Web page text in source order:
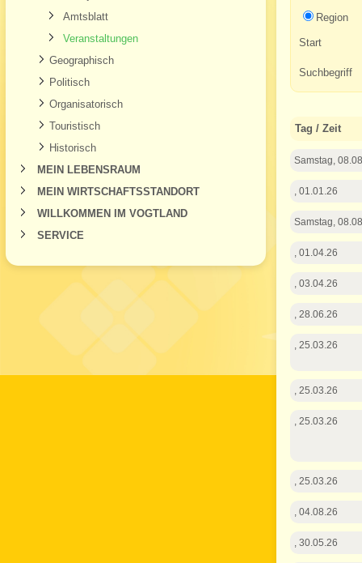
Amtsblatt
Veranstaltungen
Geographisch
Politisch
Organisatorisch
Touristisch
Historisch
MEIN LEBENSRAUM
MEIN WIRTSCHAFTSSTANDORT
WILLKOMMEN IM VOGTLAND
SERVICE
Region
Start
Suchbegriff
Tag / Zeit
Samstag,
, 01.01.26
Samstag,
, 01.04.26
, 03.04.26
, 28.06.26
, 25.03.26
, 25.03.26
, 25.03.26
, 25.03.26
, 04.08.26
, 30.05.26